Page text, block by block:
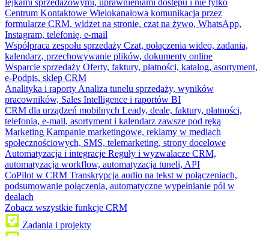
lejkami sprzedażowymi, uprawnieniami dostępu i nie tylko
Centrum Kontaktowe Wielokanałowa komunikacja przez
formularze CRM, widżet na stronie, czat na żywo, WhatsApp,
Instagram, telefonię, e-mail
Współpraca zespołu sprzedaży Czat, połączenia wideo, zadania,
kalendarz, przechowywanie plików, dokumenty online
Wsparcie sprzedaży Oferty, faktury, płatności, katalog, asortyment,
e-Podpis, sklep CRM
Analityka i raporty Analiza tunelu sprzedaży, wyników
pracowników, Sales Intelligence i raportów BI
CRM dla urządzeń mobilnych Leady, deale, faktury, płatności,
telefonia, e-mail, asortyment i kalendarz zawsze pod ręką
Marketing Kampanie marketingowe, reklamy w mediach
społecznościowych, SMS, telemarketing, strony docelowe
Automatyzacja i integracje Reguły i wyzwalacze CRM,
automatyzacja workflow, automatyzacja tuneli, API
CoPilot w CRM Transkrypcja audio na tekst w połączeniach,
podsumowanie połączenia, automatyczne wypełnianie pól w
dealach
Zobacz wszystkie funkcje CRM
Zadania i projekty